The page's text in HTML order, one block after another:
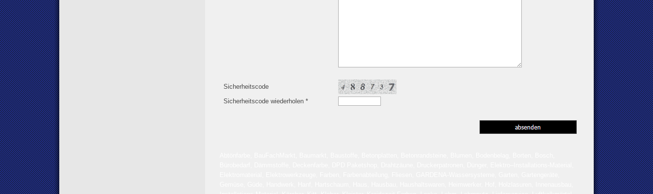
Sicherheitscode
Sicherheitscode wiederholen *